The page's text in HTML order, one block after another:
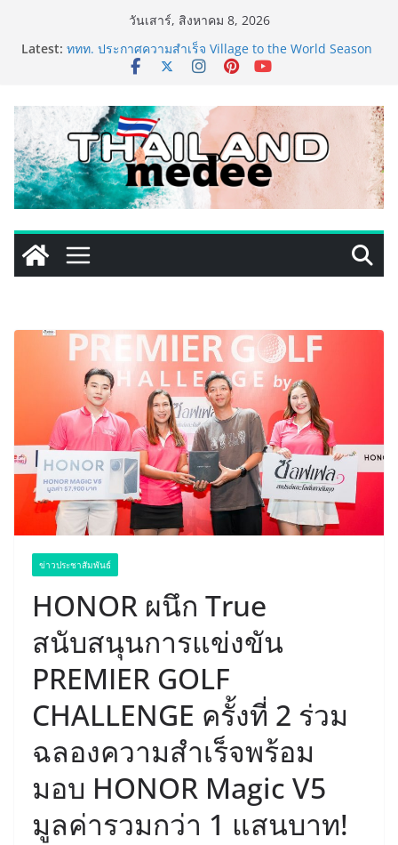
วันเสาร์, สิงหาคม 8, 2026
Latest: ททท. ประกาศความสำเร็จ Village to the World Season
5 ผนึก 9 พันธมิตร ขับเคลื่อน ESG Tourism สืบสานพระ
เหิงลี่ แมนูแฟคเจอริ่ง เทคโนโลยี (ไทยแลนด์) เปิดโรงงาน
แห่งใหม่ในชลบุรี เดินหน้าขยายฐานการผลิตสู่เอเชียตะวัน
ออกเฉียงใต้ เสริมแกร่งยุทธศาสตร์ระดับโลก
TECNO ประกาศทรานส์ฟอร์มจากเกมมิ่งโฟน สู่ไลฟ์สไตล์
แฟชั่นไอเท็ม เสิร์ฟใหญ่ปักหมุดแลนมาร์คใหม่กลางสถานี
MRT วาง POVA 8 Series จุดเริ่มต้นครั้งสำคัญ
PIPPER STANDARD® เปิดตัวแชมพูอาบน้ำ และ โฟมอาบ
แห้งสัตว์เลี้ยง ชูนวัตกรรมพลังธรรมชาติ “Zero-Residue”
เลียขนได้ ปลอดภัย ไร้สารตกค้าง
เริ่มแล้ว! อ.ต.ก.แฟร์ 4 ภาค @ภาคกลาง “มนต์เสน่ห์เกษตร
ไทย สู่ใจกลางมหานคร” ชวนชิม ช้อป สินค้าเกษตร
ข่าวประชาสัมพันธ์
HONOR ผนึก True
สนับสนุนการแข่งขัน
PREMIER GOLF
CHALLENGE ครั้งที่ 2 ร่วม
ฉลองความสำเร็จพร้อม
มอบ HONOR Magic V5
มูลค่ารวมกว่า 1 แสนบาท!